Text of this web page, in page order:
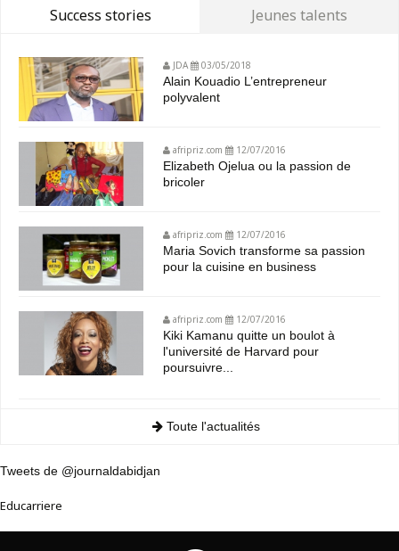
Success stories Jeunes talents
JDA 03/05/2018
Alain Kouadio L’entrepreneur
polyvalent
afripriz.com 12/07/2016
Elizabeth Ojelua ou la passion de
bricoler
afripriz.com 12/07/2016
Maria Sovich transforme sa passion
pour la cuisine en business
afripriz.com 12/07/2016
Kiki Kamanu quitte un boulot à
l'université de Harvard pour
poursuivre...
Toute l'actualités
Tweets de @journaldabidjan
Educarriere